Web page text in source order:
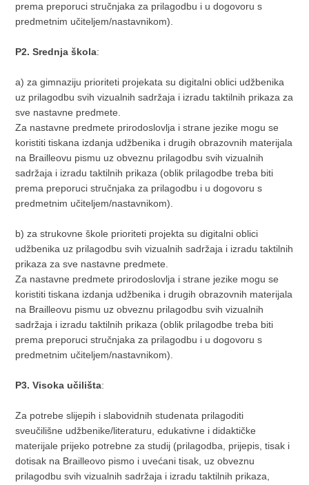
prema preporuci stručnjaka za prilagodbu i u dogovoru s
predmetnim učiteljem/nastavnikom).
P2. Srednja škola:
a) za gimnaziju prioriteti projekata su digitalni oblici udžbenika
uz prilagodbu svih vizualnih sadržaja i izradu taktilnih prikaza za
sve nastavne predmete.
Za nastavne predmete prirodoslovlja i strane jezike mogu se
koristiti tiskana izdanja udžbenika i drugih obrazovnih materijala
na Brailleovu pismu uz obveznu prilagodbu svih vizualnih
sadržaja i izradu taktilnih prikaza (oblik prilagodbe treba biti
prema preporuci stručnjaka za prilagodbu i u dogovoru s
predmetnim učiteljem/nastavnikom).
b) za strukovne škole prioriteti projekta su digitalni oblici
udžbenika uz prilagodbu svih vizualnih sadržaja i izradu taktilnih
prikaza za sve nastavne predmete.
Za nastavne predmete prirodoslovlja i strane jezike mogu se
koristiti tiskana izdanja udžbenika i drugih obrazovnih materijala
na Brailleovu pismu uz obveznu prilagodbu svih vizualnih
sadržaja i izradu taktilnih prikaza (oblik prilagodbe treba biti
prema preporuci stručnjaka za prilagodbu i u dogovoru s
predmetnim učiteljem/nastavnikom).
P3. Visoka učilišta:
Za potrebe slijepih i slabovidnih studenata prilagoditi
sveučilišne udžbenike/literaturu, edukativne i didaktičke
materijale prijeko potrebne za studij (prilagodba, prijepis, tisak i
dotisak na Brailleovo pismo i uvećani tisak, uz obveznu
prilagodbu svih vizualnih sadržaja i izradu taktilnih prikaza,